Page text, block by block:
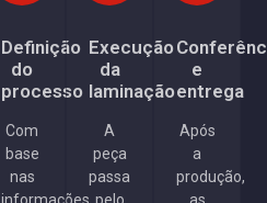
Definição
do
processo
Com
base
nas
Execução
da
laminação
A
peça
passa
e
entrega
Após
a
produção,